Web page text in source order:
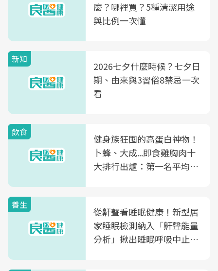
麼？哪裡買？5種清潔用途
與比例一次懂
新知
2026七夕什麼時候？七夕日
期、由來與3習俗8禁忌一次
看
飲食
健身族狂囤的高蛋白神物！
卜蜂、大成...即食雞胸肉十
大排行出爐：第一名平均一
養生
從鼾聲看睡眠健康！新型居
家睡眠檢測納入「鼾聲能量
分析」揪出睡眠呼吸中止症